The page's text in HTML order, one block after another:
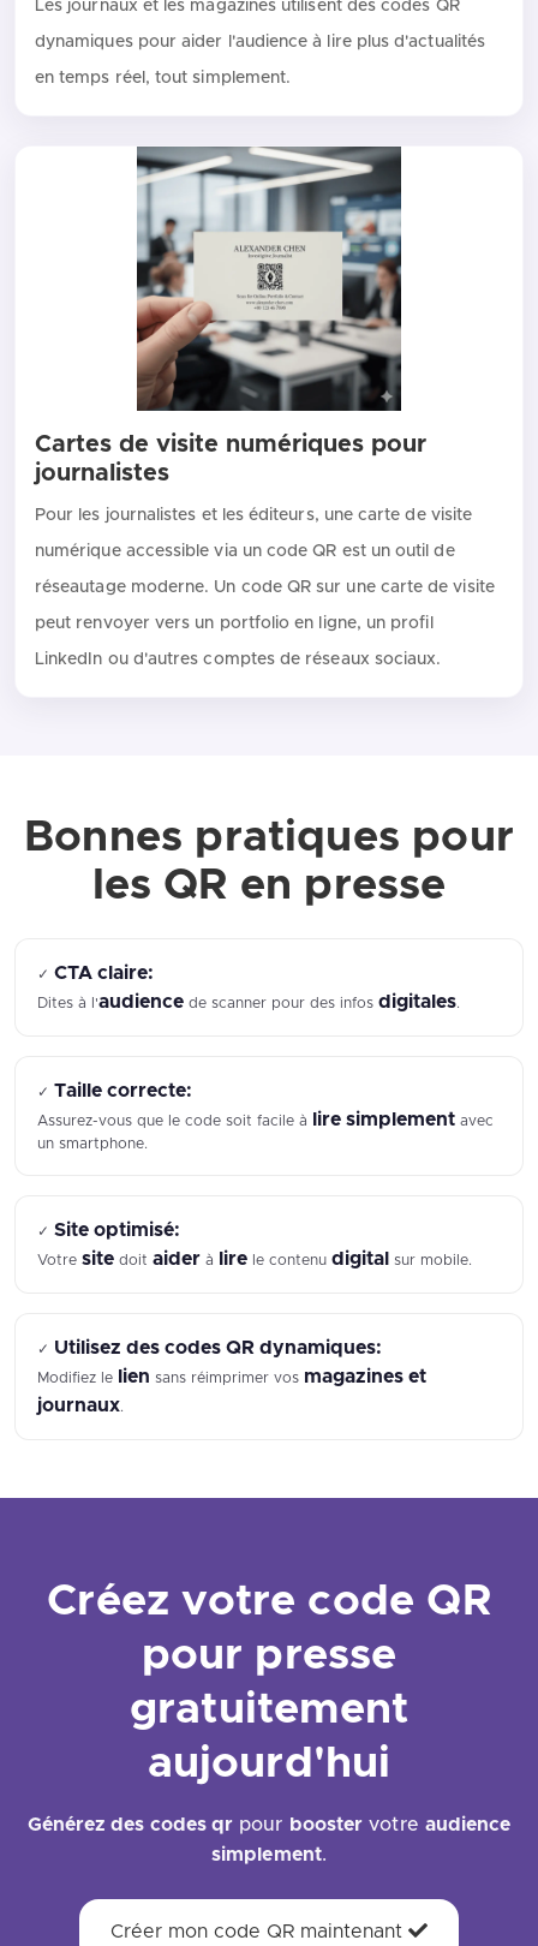
Les journaux et les magazines utilisent des codes QR
dynamiques pour aider l'audience à lire plus d'actualités
en temps réel, tout simplement.
Cartes de visite numériques pour
journalistes
Pour les journalistes et les éditeurs, une carte de visite
numérique accessible via un code QR est un outil de
réseautage moderne. Un code QR sur une carte de visite
peut renvoyer vers un portfolio en ligne, un profil
LinkedIn ou d'autres comptes de réseaux sociaux.
Bonnes pratiques pour
les QR en presse
✓CTA claire:
Dites à l'audience de scanner pour des infosdigitales.
✓ Taille correcte:
Assurez-vous que le code soit facile à lire simplement avec
un smartphone.
✓Site optimisé:
Votresite doitaider à lire le contenudigital sur mobile.
✓ Utilisez des codes QR dynamiques:
Modifiez le lien sans réimprimer vos magazines et
journaux.
Créez votre code QR
pour presse
gratuitement
aujourd'hui
Générez des codes qr pour booster votre audience
simplement.
Créer mon code QR maintenant